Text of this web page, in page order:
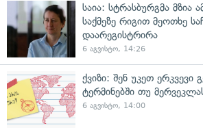
საია: სტრასბურგმა მზია
საქმეზე რიგით მეოთხე
დაარეგისტრირა
6 აგვისტო, 14:26
ქვიზი: შენ უკეთ
ტერმინებში თუ
6 აგვისტო, 14:00